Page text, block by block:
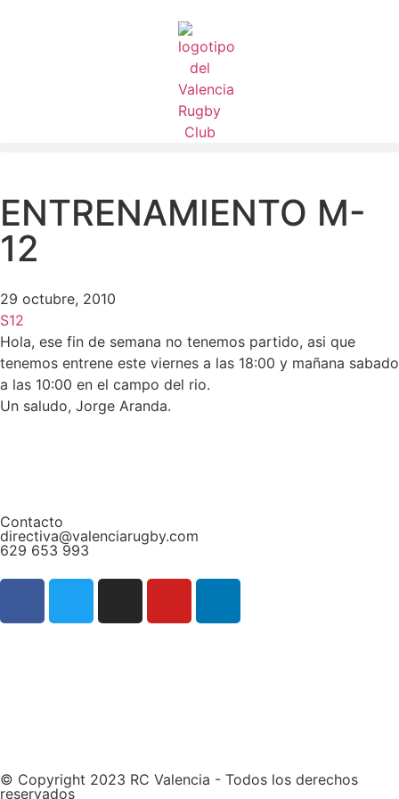
ENTRENAMIENTO M-
12
29 octubre, 2010
S12
Hola, ese fin de semana no tenemos partido, asi que
tenemos entrene este viernes a las 18:00 y mañana sabado
a las 10:00 en el campo del rio.
Un saludo, Jorge Aranda.
Contacto
directiva@valenciarugby.com
629 653 993
© Copyright 2023 RC Valencia - Todos los derechos
reservados